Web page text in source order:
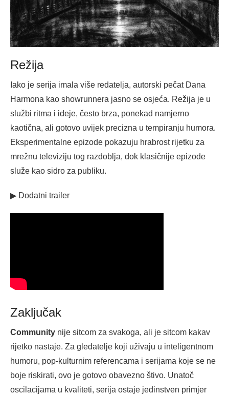
Režija
Iako je serija imala više redatelja, autorski pečat Dana
Harmona kao showrunnera jasno se osjeća. Režija je u
službi ritma i ideje, često brza, ponekad namjerno
kaotična, ali gotovo uvijek precizna u tempiranju humora.
Eksperimentalne epizode pokazuju hrabrost rijetku za
mrežnu televiziju tog razdoblja, dok klasičnije epizode
služe kao sidro za publiku.
▶ Dodatni trailer
Zaključak
Community nije sitcom za svakoga, ali je sitcom kakav
rijetko nastaje. Za gledatelje koji uživaju u inteligentnom
humoru, pop-kulturnim referencama i serijama koje se ne
boje riskirati, ovo je gotovo obavezno štivo. Unatoč
oscilacijama u kvaliteti, serija ostaje jedinstven primjer